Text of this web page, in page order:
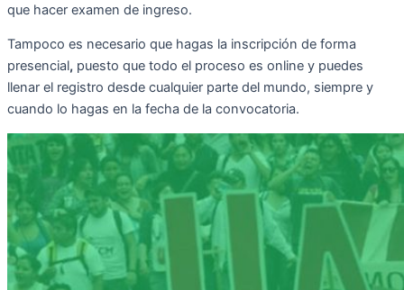
que hacer examen de ingreso.
Tampoco es necesario que hagas la inscripción de forma
presencial, puesto que todo el proceso es online y puedes
llenar el registro desde cualquier parte del mundo, siempre y
cuando lo hagas en la fecha de la convocatoria.